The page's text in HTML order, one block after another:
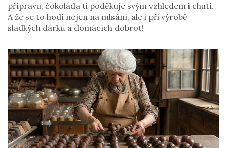
přípravu, čokoláda ti poděkuje svým vzhledem i chutí.
A že se to hodí nejen na mlsání, ale i při výrobě
sladkých dárků a domácích dobrot!